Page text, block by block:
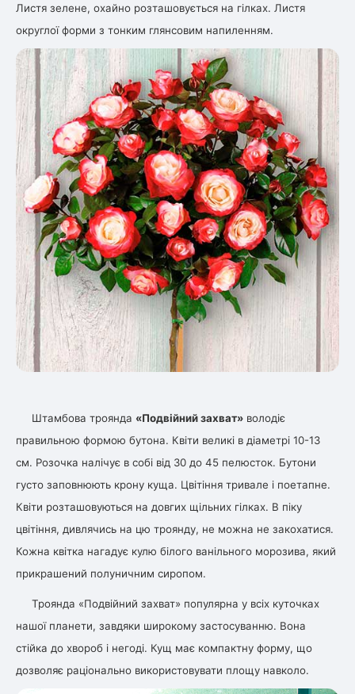
троянди)
Листя зелене, охайно розташовується на гілках. Листя
округлої форми з тонким глянсовим напиленням.
Штамбова троянда «Подвійний захват» володіє
правильною формою бутона. Квіти великі в діаметрі 10-13
см. Розочка налічує в собі від 30 до 45 пелюсток. Бутони
густо заповнюють крону куща. Цвітіння тривале і поетапне.
Квіти розташовуються на довгих щільних гілках. В піку
цвітіння, дивлячись на цю троянду, не можна не закохатися.
Кожна квітка нагадує кулю білого ванільного морозива, який
прикрашений полуничним сиропом.
Троянда «Подвійний захват» популярна у всіх куточках
нашої планети, завдяки широкому застосуванню. Вона
стійка до хвороб і негоді. Кущ має компактну форму, що
дозволяє раціонально використовувати площу навколо.